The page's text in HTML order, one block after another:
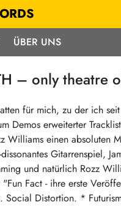
Punk / HC
Hardcore
Emo
Postpunk / New Wave
Punkrock
60s / Garage
Beat / Surf
60s / Garage / R´n´R
ÜBER UNS
– only theatre
für mich, zu der ich
Demos erweiterter
Williams einen absoluten
Gitarrenspiel,
und natürlich Rozz
Fact - ihre erste
Social Distortion. *